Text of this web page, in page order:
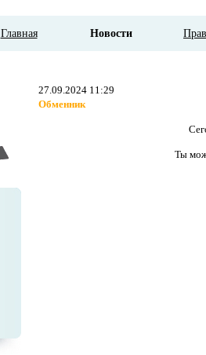
Главная Новости
27.09.2024 11:29
Обменник
Ты